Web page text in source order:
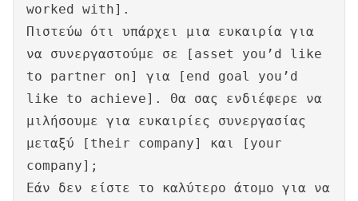
worked with].
Πιστεύω ότι υπάρχει μια ευκαιρία για
να συνεργαστούμε σε [asset you’d like
to partner on] για [end goal you’d
like to achieve]. Θα σας ενδιέφερε να
μιλήσουμε για ευκαιρίες συνεργασίας
μεταξύ [their company] και [your
company];
Εάν δεν είστε το καλύτερο άτομο για να